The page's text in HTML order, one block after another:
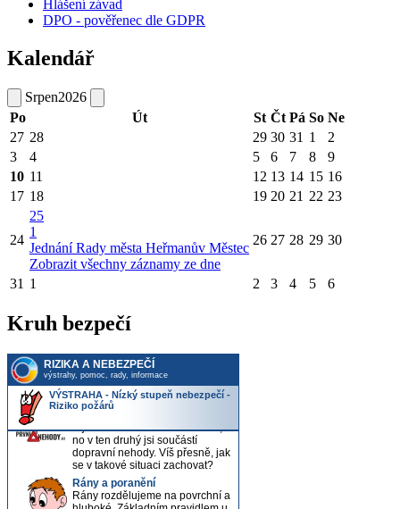
Hlášení závad
DPO - pověřenec dle GDPR
Kalendář
Srpen2026
Po
Út St Čt Pá So Ne
27 28 29 30 31 1
2
3
4 5 6 7 8
9
10 11 12 13 14 15 16
17 18 19 20 21 22 23
24
25
1
Jednání Rady města Heřmanův Městec
Zobrazit všechny záznamy ze dne
26 27 28 29 30
31 1 2 3 4 5 6
Kruh bezpečí